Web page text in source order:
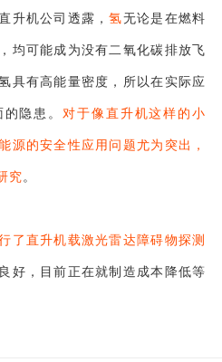
升机公司透露，氢无论是在燃料
均可能成为没有二氧化碳排放飞
具有高能量密度，所以在实际应
隐患。 对于像直升机这样的小
源的安全性应用问题尤为突出，
究。
了直升机载激光雷达障碍物探测
好，目前正在就制造成本降低等